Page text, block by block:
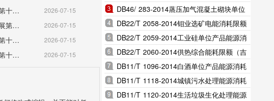
建筑业总产值12.3
增长7.0%;住宿和餐
长1.2%;其他服务业
（北京市）密云区国民经济和社会发展第十五个五年规划纲要 2026-07-15
（北京市）门头沟区国民经济和社会发展第十五个五年规划纲要 2026-07-15
（北京市）房山区国民经济和社会发展第十五个五年规划纲要 2026-07-15
（北京市）东城区国民经济和社会发展第十五个五年规划纲要 2026-07-15
能耗和电耗限额（海南省地方标准）
DB46/ 283-2014蒸压加气混凝土砌块单位
产品综合能耗和电耗限额（海南省地方标
准）
DB22/T 2058-2014钼业选矿电能消耗限额
（吉林省地方标准）
DB22/T 2059-2014工业硅单位产品能源消
耗限额（吉林省地方标准）
DB22/T 2060-2014供热综合能耗限额（吉
林省地方标准）
DB11/T 1096-2014白酒单位产品能源消耗
限额（北京市地方标准）
DB11/T 1118-2014城镇污水处理能源消耗
限额（北京市地方标准）
DB11/T 1120-2014生活垃圾生化处理能源